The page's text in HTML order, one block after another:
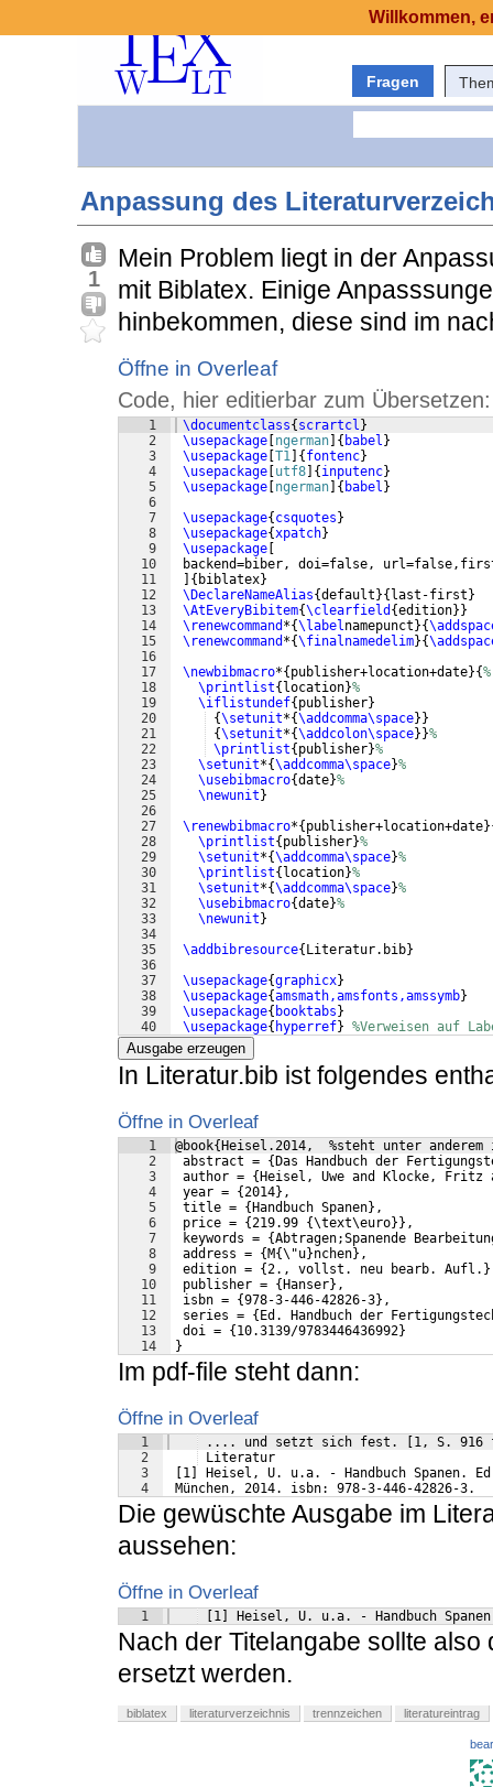
Fragen
Anpassung des
1
Mein Problem liegt in der
mit Biblatex. Einige
hinbekommen, diese sind im
Öffne in Overleaf
Code, hier editierbar zum Übersetzen:
1
2
3
4
5
6
7
8
9
10
11
12
13
14
15
16
17
18
19
20
21
22
23
24
25
26
27
28
29
30
31
32
33
34
35
36
37
38
39
40
41
\documentclass{ scrartcl }
\usepackage ngerman { babel }
\usepackage T1 { fontenc}
\usepackage utf8 { inputenc}
\usepackage ngerman { babel }
\usepackage{ csquotes }
\usepackage{xpatch}
\usepackage
backend=biber, doi=false,
{ biblatex}
\DeclareNameAlias{default }{ last-first }
\AtEveryBibitem{\clearfield {edition}}
\renewcommand *{\labelnamepunct }{
\renewcommand *{\finalnamedelim}{
\newbibmacro*{ publisher+location+date}{%
\printlist{ location}%
\iflistundef{ publisher}
{\setunit*{\addcomma\space}}
{\setunit*{\addcolon\space}}%
\printlist{ publisher}%
\setunit*{\addcomma\space}%
\usebibmacro{date}%
\newunit }
\renewbibmacro*{ publisher+location+date}
\printlist{ publisher}%
\setunit*{\addcomma\space}%
\printlist{ location}%
\setunit*{\addcomma\space}%
\usebibmacro{date}%
\newunit }
\addbibresource{ Literatur.bib}
\usepackage{graphicx}
\usepackage{amsmath,amsfonts,amssymb}
\usepackage{ booktabs }
\usepackage{ hyperref} %Verweisen auf
\usepackage
Ausgabe erzeugen
In Literatur.bib ist folgendes
Öffne in Overleaf
1
2
3
4
5
6
7
8
9
10
11
12
13
14
@book{Heisel.2014,  %steht unter
abstract = {Das Handbuch der
author = {Heisel, Uwe and Klocke, Fritz
year = {2014},
title = {Handbuch Spanen},
price = {219.99 {\text\euro}},
keywords = {Abtragen;Spanende
address = {M{\"u}nchen},
edition = {2., vollst. neu bearb.
publisher = {Hanser},
isbn = {978-3-446-42826-3},
series = {Ed. Handbuch der
doi = {10.3139/9783446436992}
}
Im pdf-file steht dann:
Öffne in Overleaf
1
2
3
4
.... und setzt sich fest. [1, S.
Literatur
[1] Heisel, U. u.a. - Handbuch Spanen.
München, 2014. isbn: 978-3-446-42826-3.
Die gewüschte Ausgabe im
aussehen:
Öffne in Overleaf
1 [1] Heisel, U. u.a. - Handbuch
Nach der Titelangabe sollte
ersetzt werden.
biblatex literaturverzeichnis trennzeichen literatureintrag
Willkommen,